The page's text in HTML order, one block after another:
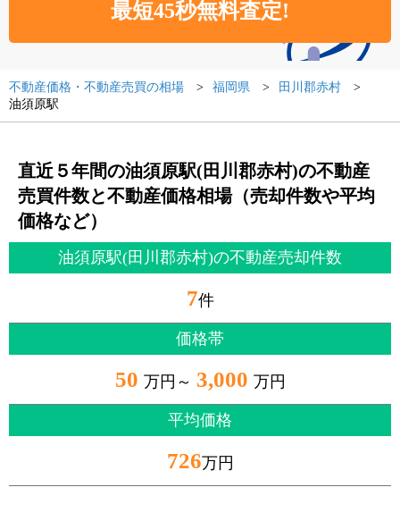
不動産価格・不動産売買の相場 福岡県
田川郡赤村
油須原駅
直近５年間の油須原駅(田川郡赤村)の不動産
売買件数と不動産価格相場（売却件数や平均
価格など）
油須原駅(田川郡赤村)の不動産売却件数
7件
価格帯
50 万円～ 3,000 万円
平均価格
726万円